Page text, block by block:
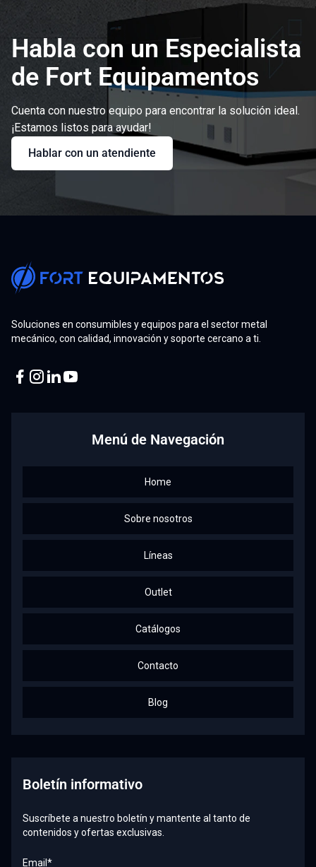
Habla con un Especialista
de Fort Equipamentos
Cuenta con nuestro equipo para encontrar la solución ideal.
¡Estamos listos para ayudar!
Hablar con un atendiente
Soluciones en consumibles y equipos para el sector metal
mecánico, con calidad, innovación y soporte cercano a ti.
Menú de Navegación
Home
Sobre nosotros
Líneas
Outlet
Catálogos
Contacto
Blog
Boletín informativo
Suscríbete a nuestro boletín y mantente al tanto de
contenidos y ofertas exclusivas.
Email*